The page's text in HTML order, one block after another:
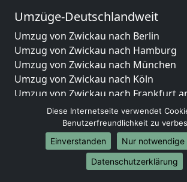
Umzüge-Deutschlandweit
Umzug von Zwickau nach Berlin
Umzug von Zwickau nach Hamburg
Umzug von Zwickau nach München
Umzug von Zwickau nach Köln
Umzug von Zwickau nach Frankfurt
Umzug von Zwickau nach Stuttgart
Umzug von Zwickau nach Düsseldorf
Umzug von Zwickau nach Leipzig
Umzug von Zwickau nach Dortmund
Umzug von Zwickau nach Essen
Diese Internetseite verwendet
Benutzerfreundlichkeit zu
Einverstanden
Nur notwendige
Datenschutzerklärung